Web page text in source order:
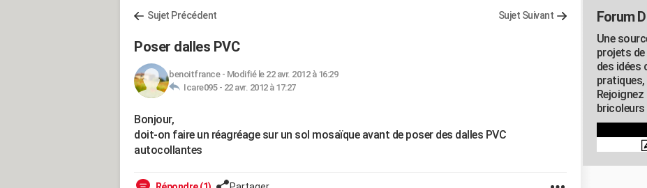
Sujet Précédent Sujet Suivant
Poser dalles PVC
benoitfrance- Modifié le 22 avr. 2012 à 16:29
Icare095 - 22 avr. 2012 à 17:27
Bonjour,
doit-on faire un réagréage sur un sol mosaïque avant de poser des dalles PVC
autocollantes
Forum
Une
projets
des idées